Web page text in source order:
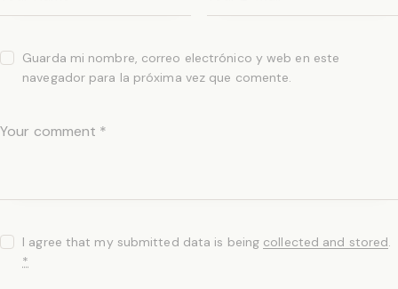
Guarda mi nombre, correo electrónico y web en este
navegador para la próxima vez que comente.
I agree that my submitted data is being collected and stored.
*